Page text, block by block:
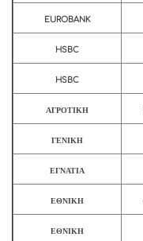
EUROBANK
HSBC
HSBC
ΑΓΡΟΤΙΚΗ
ΓΕΝΙΚΗ
ΕΓΝΑΤΙΑ
ΕΘΝΙΚΗ
ΕΘΝΙΚΗ